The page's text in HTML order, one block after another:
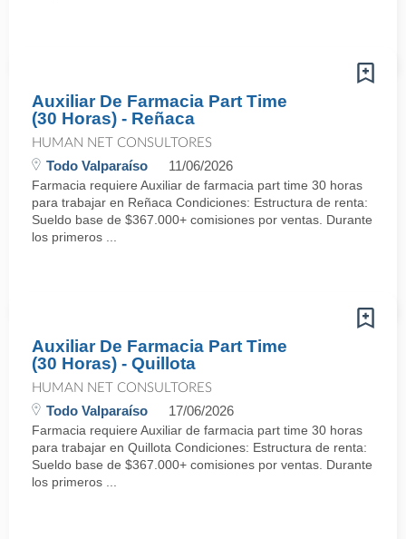
Auxiliar De Farmacia Part Time
(30 Horas) - Reñaca
HUMAN NET CONSULTORES
Todo Valparaíso 11/06/2026
Farmacia requiere Auxiliar de farmacia part time 30 horas
para trabajar en Reñaca Condiciones: Estructura de renta:
Sueldo base de $367.000+ comisiones por ventas. Durante
los primeros ...
Auxiliar De Farmacia Part Time
(30 Horas) - Quillota
HUMAN NET CONSULTORES
Todo Valparaíso 17/06/2026
Farmacia requiere Auxiliar de farmacia part time 30 horas
para trabajar en Quillota Condiciones: Estructura de renta:
Sueldo base de $367.000+ comisiones por ventas. Durante
los primeros ...